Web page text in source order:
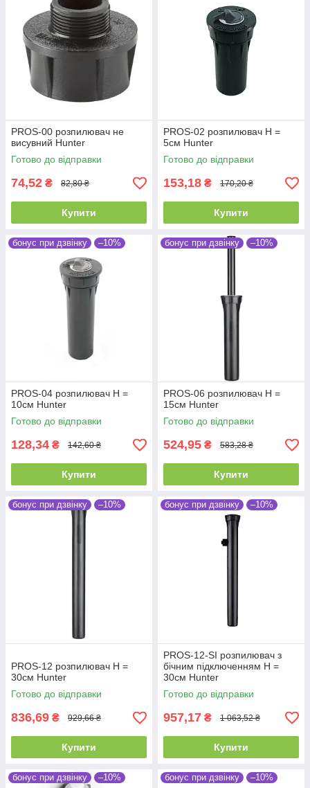
PROS-00 розпилювач не
висувний Hunter
Готово до відправки
74,52 ₴ 82,80 ₴
Купити
PROS-02 розпилювач Н =
5см Hunter
Готово до відправки
153,18 ₴ 170,20 ₴
Купити
бонус при дзвінку –10%
PROS-04 розпилювач Н =
10см Hunter
Готово до відправки
128,34 ₴ 142,60 ₴
Купити
бонус при дзвінку –10%
PROS-06 розпилювач Н =
15см Hunter
Готово до відправки
524,95 ₴ 583,28 ₴
Купити
бонус при дзвінку –10%
PROS-12 розпилювач Н =
30см Hunter
Готово до відправки
836,69 ₴ 929,66 ₴
Купити
бонус при дзвінку –10%
PROS-12-SI розпилювач з
бічним підключенням Н =
30см Hunter
Готово до відправки
957,17 ₴ 1 063,52 ₴
Купити
бонус при дзвінку –10% бонус при дзвінку –10%